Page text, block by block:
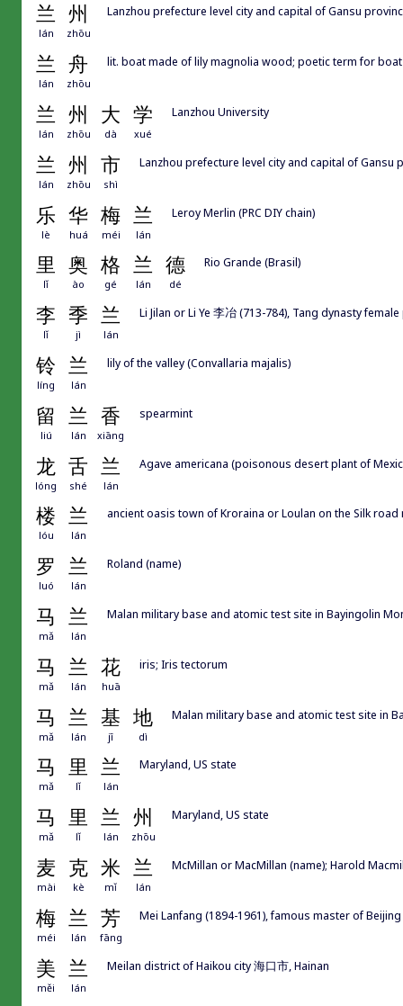
兰 州
lán zhōu
Lanzhou prefecture level city and capital of Gansu
兰 舟
lán zhōu
lit. boat made of lily magnolia wood; poetic term for boat
兰 州 大 学
lán zhōu dà xué
Lanzhou University
兰 州 市
lán zhōu shì
Lanzhou prefecture level city and capital of Gansu
乐 华 梅 兰
lè huá méi lán
Leroy Merlin (PRC DIY chain)
里 奥 格 兰 德
lǐ ào gé lán dé
Rio Grande (Brasil)
李 季 兰
lǐ jì lán
Li Jilan or Li Ye 李冶 (713-784), Tang dynasty
铃 兰
líng lán
lily of the valley (Convallaria majalis)
留 兰 香
liú lán xiāng
spearmint
龙 舌 兰
lóng shé lán
Agave americana (poisonous desert plant of
楼 兰
lóu lán
ancient oasis town of Kroraina or Loulan on the Silk
罗 兰
luó lán
Roland (name)
马 兰
mǎ lán
Malan military base and atomic test site in Bayingolin
马 兰 花
mǎ lán huā
iris; Iris tectorum
马 兰 基 地
mǎ lán jī dì
Malan military base and atomic test site in
马 里 兰
mǎ lǐ lán
Maryland, US state
马 里 兰 州
mǎ lǐ lán zhōu
Maryland, US state
麦 克 米 兰
mài kè mǐ lán
McMillan or MacMillan (name); Harold
梅 兰 芳
méi lán fāng
Mei Lanfang (1894-1961), famous master of
美 兰
měi lán
Meilan district of Haikou city 海口市, Hainan